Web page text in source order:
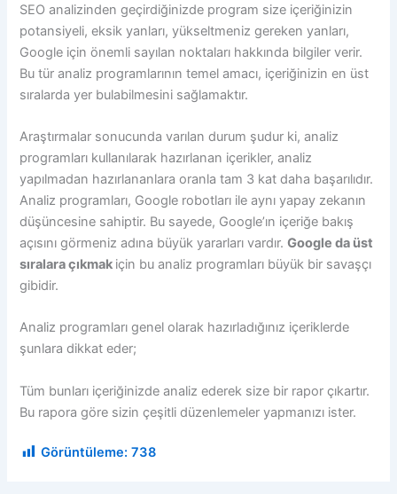
SEO analizinden geçirdiğinizde program size içeriğinizin
potansiyeli, eksik yanları, yükseltmeniz gereken yanları,
Google için önemli sayılan noktaları hakkında bilgiler verir.
Bu tür analiz programlarının temel amacı, içeriğinizin en üst
sıralarda yer bulabilmesini sağlamaktır.
Araştırmalar sonucunda varılan durum şudur ki, analiz
programları kullanılarak hazırlanan içerikler, analiz
yapılmadan hazırlananlara oranla tam 3 kat daha başarılıdır.
Analiz programları, Google robotları ile aynı yapay zekanın
düşüncesine sahiptir. Bu sayede, Google’ın içeriğe bakış
açısını görmeniz adına büyük yararları vardır.Google da üst
sıralara çıkmak için bu analiz programları büyük bir savaşçı
gibidir.
Analiz programları genel olarak hazırladığınız içeriklerde
şunlara dikkat eder;
Tüm bunları içeriğinizde analiz ederek size bir rapor çıkartır.
Bu rapora göre sizin çeşitli düzenlemeler yapmanızı ister.
Görüntüleme: 738